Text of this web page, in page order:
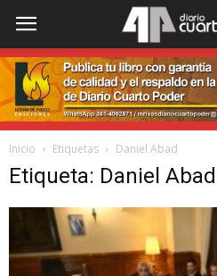
Inicio Etiquetas Daniel Abad
Etiqueta: Daniel Abad